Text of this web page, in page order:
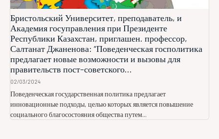
Бристольский Университет, преподаватель, и
Академия госуправления при Президенте
Республики Казахстан, приглашен. профессор,
Салтанат Джаненова: “Поведенческая госполитика
предлагает новые возможности и вызовы для
правительств пост-советского...
02/03/2024
Поведенческая государственная политика предлагает
инновационные подходы, целью которых является повышение
социального благосостояния общества путем...